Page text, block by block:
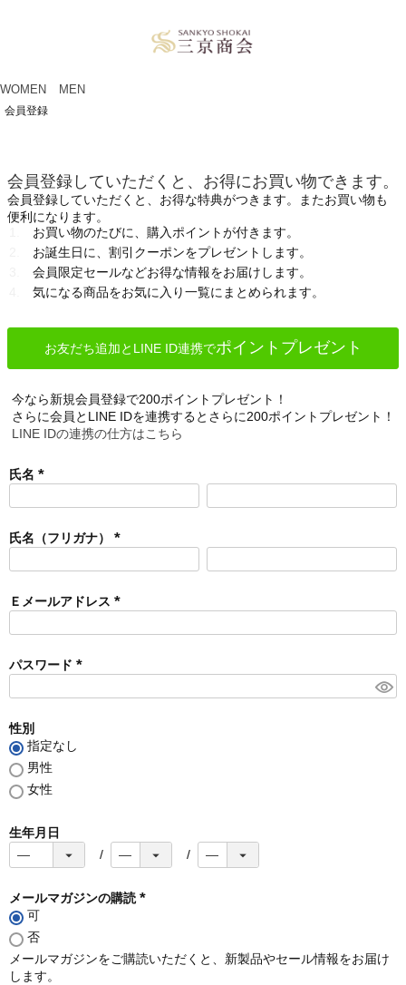
WOMEN MEN
会員登録
会員登録していただくと、お得にお買い物できます。
会員登録していただくと、お得な特典がつきます。またお買い物も
便利になります。
お買い物のたびに、購入ポイントが付きます。
お誕生日に、割引クーポンをプレゼントします。
会員限定セールなどお得な情報をお届けします。
気になる商品をお気に入り一覧にまとめられます。
お友だち追加とLINE ID連携でポイントプレゼント
今なら新規会員登録で200ポイントプレゼント！
さらに会員とLINE IDを連携するとさらに200ポイントプレゼント！
LINE IDの連携の仕方はこちら
氏名
必
氏名（フリガナ）
必
Ｅメールアドレス
必
パスワード
必
性別
指定なし
男性
女性
生年月日
メールマガジンの購読
須
)
可
否
メールマガジンをご購読いただくと、新製品やセール情報をお届け
します。